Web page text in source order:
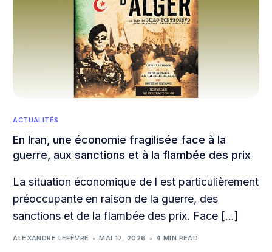
ACTUALITÉS
En Iran, une économie fragilisée face à la
guerre, aux sanctions et à la flambée des prix
La situation économique de l est particulièrement
préoccupante en raison de la guerre, des
sanctions et de la flambée des prix. Face […]
ALEXANDRE LEFÈVRE MAI 17, 2026 4 MIN READ